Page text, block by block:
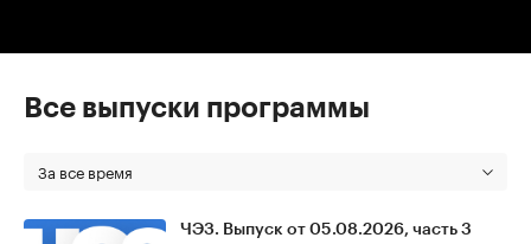
Все выпуски программы
За все время
ЧЭЗ. Выпуск от 05.08.2026, часть 3